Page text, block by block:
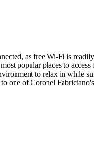
as free Wi-Fi is
popular places to
to relax in while
one of Coronel